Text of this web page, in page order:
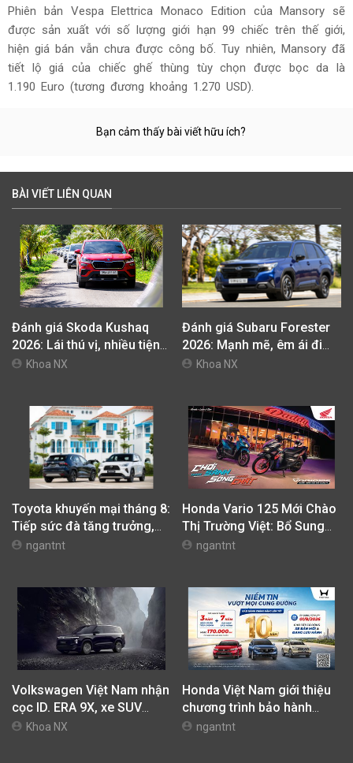
Phiên bản Vespa Elettrica Monaco Edition của Mansory sẽ
được sản xuất với số lượng giới hạn 99 chiếc trên thế giới,
hiện giá bán vẫn chưa được công bố. Tuy nhiên, Mansory đã
tiết lộ giá của chiếc ghế thùng tùy chọn được bọc da là
1.190 Euro (tương đương khoảng 1.270 USD).
Bạn cảm thấy bài viết hữu ích?
BÀI VIẾT LIÊN QUAN
Đánh giá Skoda Kushaq
2026: Lái thú vị, nhiều tiện
nghi, giá cạnh tranh
Khoa NX
Đánh giá Subaru Forester
2026: Mạnh mẽ, êm ái đi
cùng hệ thống ADAS hoàn
Khoa NX
Toyota khuyến mại tháng 8:
Tiếp sức đà tăng trưởng,
tối ưu chi phí mua xe
ngantnt
Honda Vario 125 Mới Chào
Thị Trường Việt: Bổ Sung
Phiên Bản Street, Giá Từ
ngantnt
Volkswagen Việt Nam nhận
cọc ID. ERA 9X, xe SUV
EREV dự kiến giá dưới 3 tỷ
Khoa NX
Honda Việt Nam giới thiệu
chương trình bảo hành
chính hãng lên tới 10 năm
ngantnt